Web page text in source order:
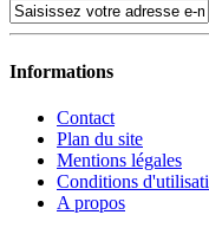
Informations
Contact
Plan du site
Mentions légales
Conditions
A propos